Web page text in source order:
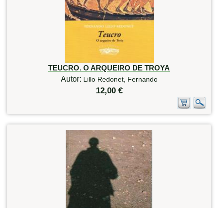
TEUCRO. O ARQUEIRO DE TROYA
Autor: Lillo Redonet, Fernando
12,00 €